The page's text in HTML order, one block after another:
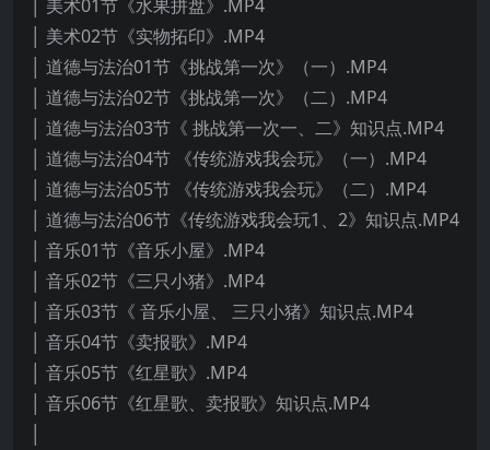
│ 美术01节《水果拼盘》.MP4
│ 美术02节《实物拓印》.MP4
│ 道德与法治01节《挑战第一次》（一）.MP4
│ 道德与法治02节《挑战第一次》（二）.MP4
│ 道德与法治03节《 挑战第一次一、二》知识点.MP4
│ 道德与法治04节 《传统游戏我会玩》（一）.MP4
│ 道德与法治05节 《传统游戏我会玩》（二）.MP4
│ 道德与法治06节《传统游戏我会玩1、2》知识点.MP4
│ 音乐01节《音乐小屋》.MP4
│ 音乐02节《三只小猪》.MP4
│ 音乐03节《 音乐小屋、 三只小猪》知识点.MP4
│ 音乐04节《卖报歌》.MP4
│ 音乐05节《红星歌》.MP4
│ 音乐06节《红星歌、卖报歌》知识点.MP4